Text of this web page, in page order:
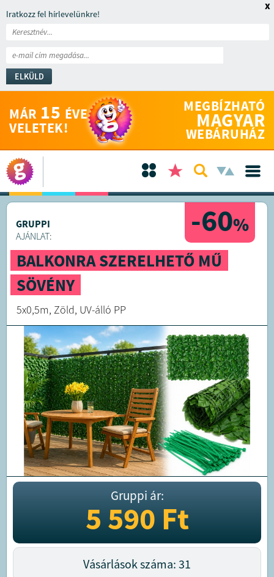
Iratkozz fel hírlevelünkre!
ELKÜLD
x
MÁR 15 ÉVE
VELETEK!
MEGBÍZHATÓ
MAGYAR
WEBÁRUHÁZ
-60%
GRUPPI
AJÁNLAT:
BALKONRA SZERELHETŐ MŰ
SÖVÉNY
5x0,5m, Zöld, UV-álló PP
Gruppi ár:
5 590Ft
Vásárlások száma: 31